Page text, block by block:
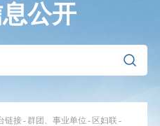
公开
链接- 群团、事业单位 - 区妇联 -